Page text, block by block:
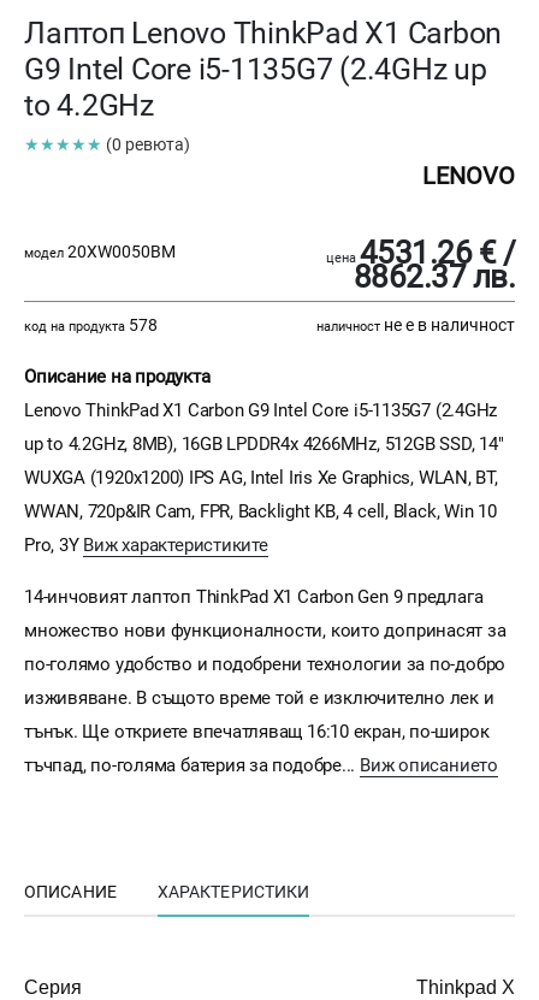
Лаптоп Lenovo ThinkPad X1 Carbon
G9 Intel Core i5-1135G7 (2.4GHz up
to 4.2GHz
★★★★★ (0 ревюта)
LENOVO
модел 20XW0050BM цена 4531.26 € /
8862.37 лв.
код на продукта 578 наличност не е в наличност
Описание на продукта
Lenovo ThinkPad X1 Carbon G9 Intel Core i5-1135G7 (2.4GHz
up to 4.2GHz, 8MB), 16GB LPDDR4x 4266MHz, 512GB SSD, 14"
WUXGA (1920x1200) IPS AG, Intel Iris Xe Graphics, WLAN, BT,
WWAN, 720p&IR Cam, FPR, Backlight KB, 4 cell, Black, Win 10
Pro, 3Y Виж характеристиките
14-инчовият лаптоп ThinkPad X1 Carbon Gen 9 предлага
множество нови функционалности, които допринасят за
по-голямо удобство и подобрени технологии за по-добро
изживяване. В същото време той е изключително лек и
тънък. Ще откриете впечатляващ 16:10 екран, по-широк
тъчпад, по-голяма батерия за подобре... Виж описанието
ОПИСАНИЕ ХАРАКТЕРИСТИКИ
Серия Thinkpad X